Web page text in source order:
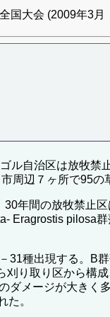
国大会 (2009年3月
ル自治区は放牧禁
周辺７ヶ所で95の
年間の放牧禁止
Eragrostis pilosa
31種出現する。B
り取り区から構
ダメージが大きく
た。